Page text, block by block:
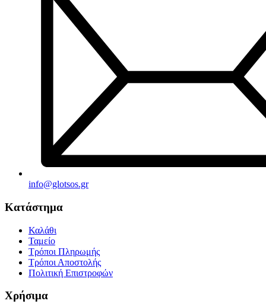
info@glotsos.gr
Κατάστημα
Καλάθι
Ταμείο
Τρόποι Πληρωμής
Τρόποι Αποστολής
Πολιτική Επιστροφών
Χρήσιμα